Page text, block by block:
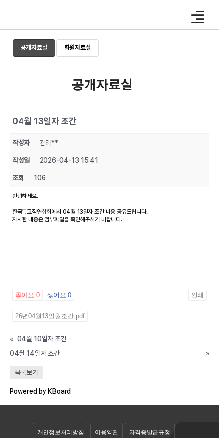
공개자료실 회원자료실
공개자료실
04월 13일자 조간
작성자 관리**
작성일 2026-04-13 15:41
조회 106
안녕하세요.
한국특고직연합회에서 04월 13일자 조간 내용 공유드립니다.
자세한 내용은 첨부파일을 확인해주시기 바랍니다.
좋아요 0 싫어요 0 인쇄
26년04월13일월조간.pdf
« 04월 10일자 조간
04월 14일자 조간
»
목록보기
Powered by KBoard
개인정보처리방침 이용약관 자격증발급규정